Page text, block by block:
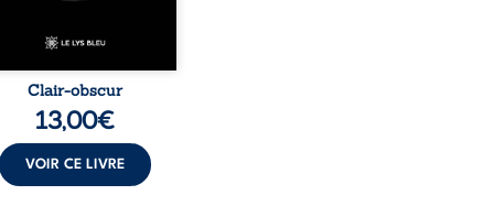
Clair-obscur
13,00€
VOIR CE LIVRE